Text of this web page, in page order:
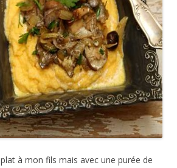
à mon fils mais avec une purée de